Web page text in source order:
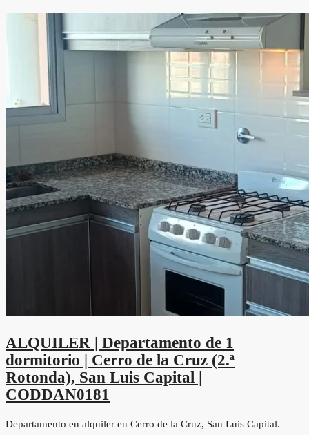
ALQUILER | Departamento de 1
dormitorio | Cerro de la Cruz (2.ª
Rotonda), San Luis Capital |
CODDAN0181
Departamento en alquiler en Cerro de la Cruz, San Luis Capital.